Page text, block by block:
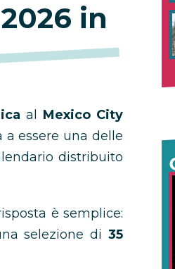
in
al Mexico City
essere una delle
distribuito
è semplice:
selezione di35